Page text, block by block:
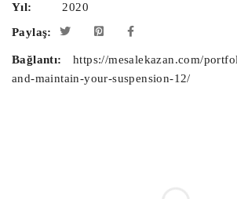
Yıl:
2020
Paylaş:
Bağlantı:
https://mesalekazan.com/
and-maintain-your-suspension-12/